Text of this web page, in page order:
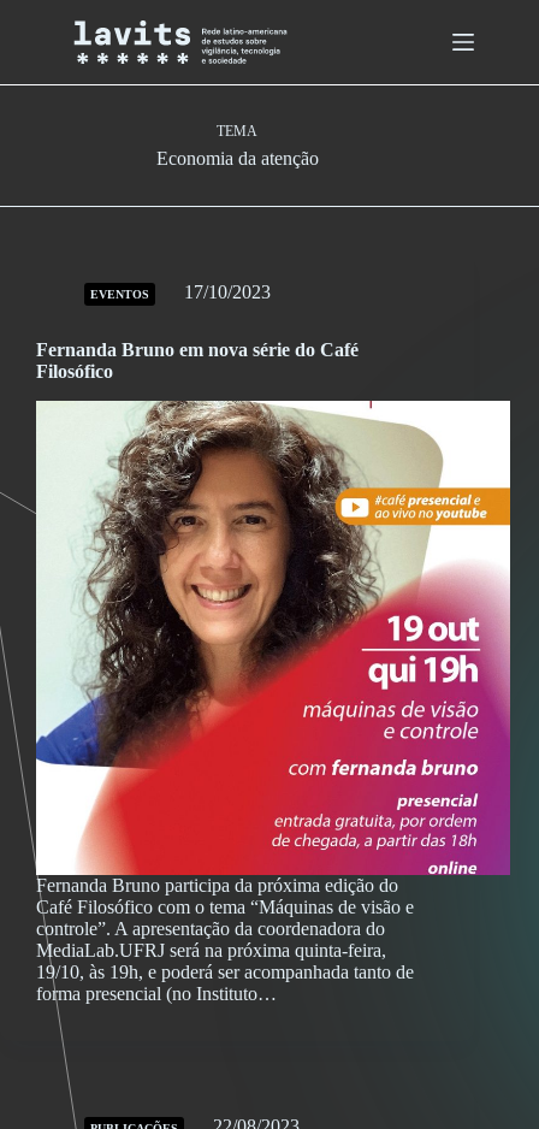
TEMA
Economia da atenção
EVENTOS 17/10/2023
Fernanda Bruno em nova série do Café
Filosófico
Fernanda Bruno participa da próxima edição do
Café Filosófico com o tema “Máquinas de visão e
controle”. A apresentação da coordenadora do
MediaLab.UFRJ será na próxima quinta-feira,
19/10, às 19h, e poderá ser acompanhada tanto de
forma presencial (no Instituto…